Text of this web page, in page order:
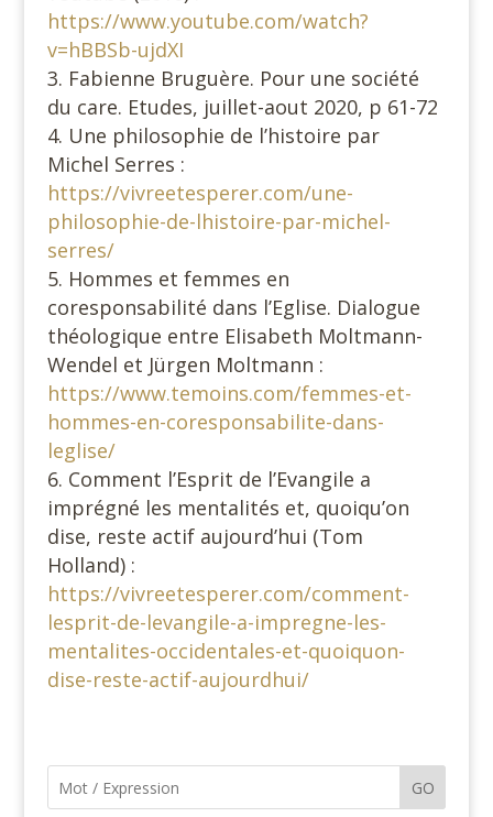
https://www.youtube.com/watch?
v=hBBSb-ujdXI
Fabienne Bruguère. Pour une société
du care. Etudes, juillet-aout 2020, p 61-72
Une philosophie de l’histoire par
Michel Serres :
https://vivreetesperer.com/une-
philosophie-de-lhistoire-par-michel-
serres/
Hommes et femmes en
coresponsabilité dans l’Eglise. Dialogue
théologique entre Elisabeth Moltmann-
Wendel et Jürgen Moltmann :
https://www.temoins.com/femmes-et-
hommes-en-coresponsabilite-dans-
leglise/
Comment l’Esprit de l’Evangile a
imprégné les mentalités et, quoiqu’on
dise, reste actif aujourd’hui (Tom
Holland) :
https://vivreetesperer.com/comment-
lesprit-de-levangile-a-impregne-les-
mentalites-occidentales-et-quoiquon-
dise-reste-actif-aujourdhui/
GO